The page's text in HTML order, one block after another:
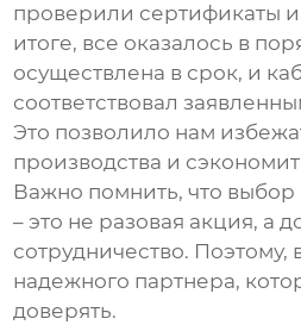
проверили сертификаты
итоге, все оказалось в
осуществлена в срок, и
соответствовал
Это позволило нам
производства и
Важно помнить, что выбор
– это не разовая акция, а
сотрудничество. Поэтому,
надежного партнера,
доверять.